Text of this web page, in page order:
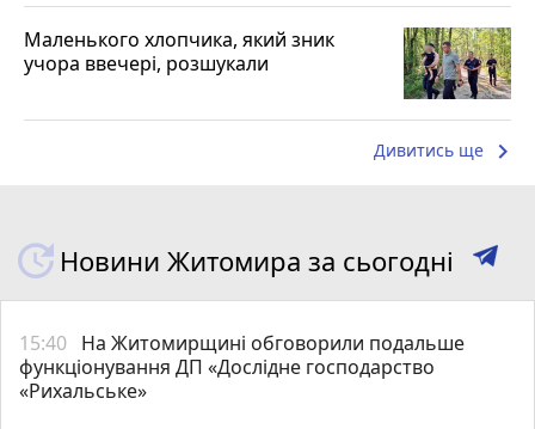
Маленького хлопчика, який зник
учора ввечері, розшукали
Дивитись ще keyboard_arrow_right
Новини Житомира за сьогодні
15:40 На Житомирщині обговорили подальше
функціонування ДП «Дослідне господарство
«Рихальське»